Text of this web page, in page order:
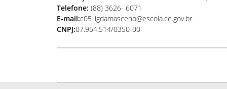
Telefone: (88) 3626- 6071
E-mail:c05_igdamasceno@escola.ce.gov.br
CNPJ:07.954.514/0350-00